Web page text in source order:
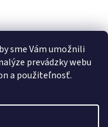
sme Vám umožnili
prevádzky webu
a použiteľnosť.